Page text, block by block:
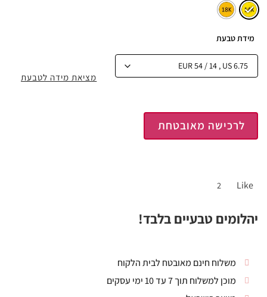
מידת טבעת
לרכישה מאובטחת
Like
2
מציאת מידה לטבעת
יהלומים טבעיים בלבד!
משלוח חינם מאובטח לבית הלקוח
מוכן למשלוח תוך 7 עד 10 ימי עסקים